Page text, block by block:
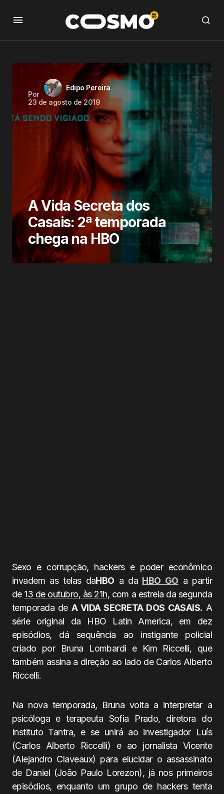
Por
Edipo Pereira
23 de agosto de 2019
A Vida Secreta dos
Casais: 2ª temporada
chega na HBO
Sexo e corrupção, hackers e poder econômico
invadem as telas daHBO a da HBO GO a partir
de 13 de outubro, às 21h, com a estreia da segunda
temporada de A VIDA SECRETA DOS CASAIS. A
série original da HBO Latin America, em dez
episódios, dá sequência ao instigante policial
criado por Bruna Lombardi e Kim Riccelli, que
também assina a direção ao lado de Carlos Alberto
Riccelli.
Na nova temporada, Bruna volta a interpretar a
psicóloga e terapeuta Sofia Prado, diretora do
Instituto Tantra, e se unirá ao investigador Luís
(Carlos Alberto Riccelli) e ao jornalista Vicente
(Alejandro Claveaux) para elucidar o assassinato
de Daniel (João Paulo Lorezon), já nos primeiros
episódios, enquanto um grupo de hackers tenta